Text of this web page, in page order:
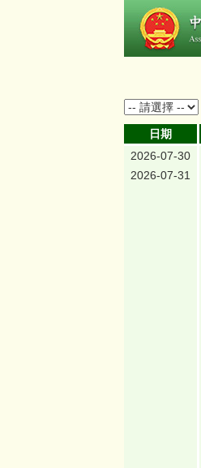
日期
2026-07-30
2026-07-31